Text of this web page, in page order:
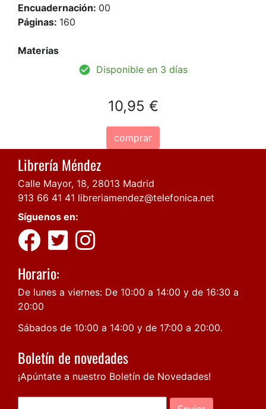
Encuadernación: 00
Páginas: 160
Materias
Disponible en 3 días
10,95 €
comprar
Librería Méndez
Calle Mayor, 18, 28013 Madrid
913 66 41 41 libreriamendez@telefonica.net
Síguenos en:
Horario:
De lunes a viernes: De 10:00 a 14:00 y de 16:30 a
20:00
Sábados de 10:00 a 14:00 y de 17:00 a 20:00.
Boletín de novedades
¡Apúntate a nuestro Boletín de Novedades!